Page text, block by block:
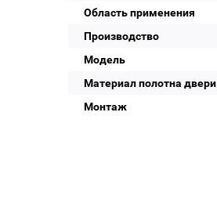
Область применения
Производство
Модель
Материал полотна двери
Монтаж